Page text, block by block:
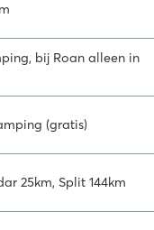
digitale
meer dan 2500 gratis
eigen tablet of
het hele gezin!
schatten
bij Roan alleen in
(gratis)
25km, Split 144km